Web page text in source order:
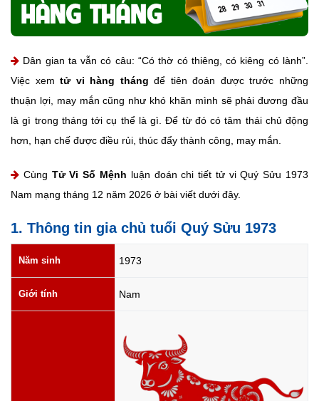
Dân gian ta vẫn có câu: “Có thờ có thiêng, có kiêng có lành”.
Việc xemtử vi hàng tháng để tiên đoán được trước những
thuận lợi, may mắn cũng như khó khăn mình sẽ phải đương đầu
là gì trong tháng tới cụ thể là gì. Để từ đó có tâm thái chủ động
hơn, hạn chế được điều rủi, thúc đẩy thành công, may mắn.
Cùng Tử Vi Số Mệnh luận đoán chi tiết tử vi Quý Sửu 1973
Nam mạng tháng 12 năm 2026 ở bài viết dưới đây.
1. Thông tin gia chủ tuổi Quý Sửu 1973
Năm sinh 1973
Giới tính Nam